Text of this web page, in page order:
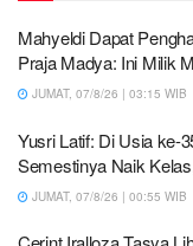
Mahyeldi Dapat
Praja Madya: Ini Milik
JUMAT, 07/8/26 | 03:15 WIB
Yusri Latif: Di Usia ke-
Semestinya Naik
JUMAT, 07/8/26 | 00:55 WIB